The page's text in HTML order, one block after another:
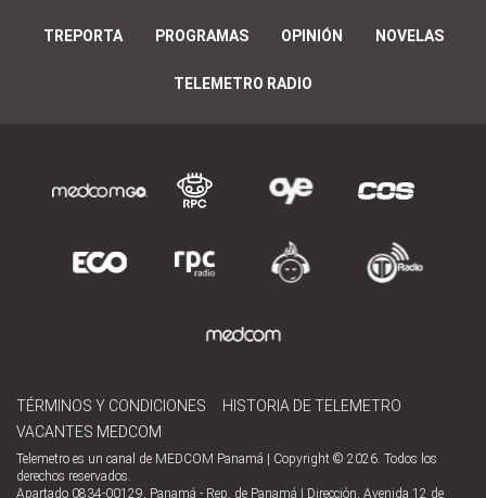
TREPORTA PROGRAMAS OPINIÓN NOVELAS
TELEMETRO RADIO
TÉRMINOS Y CONDICIONES
HISTORIA DE TELEMETRO
VACANTES MEDCOM
Telemetro es un canal de MEDCOM Panamá | Copyright © 2026. Todos los
derechos reservados.
Apartado 0834-00129, Panamá - Rep. de Panamá | Dirección, Avenida 12 de